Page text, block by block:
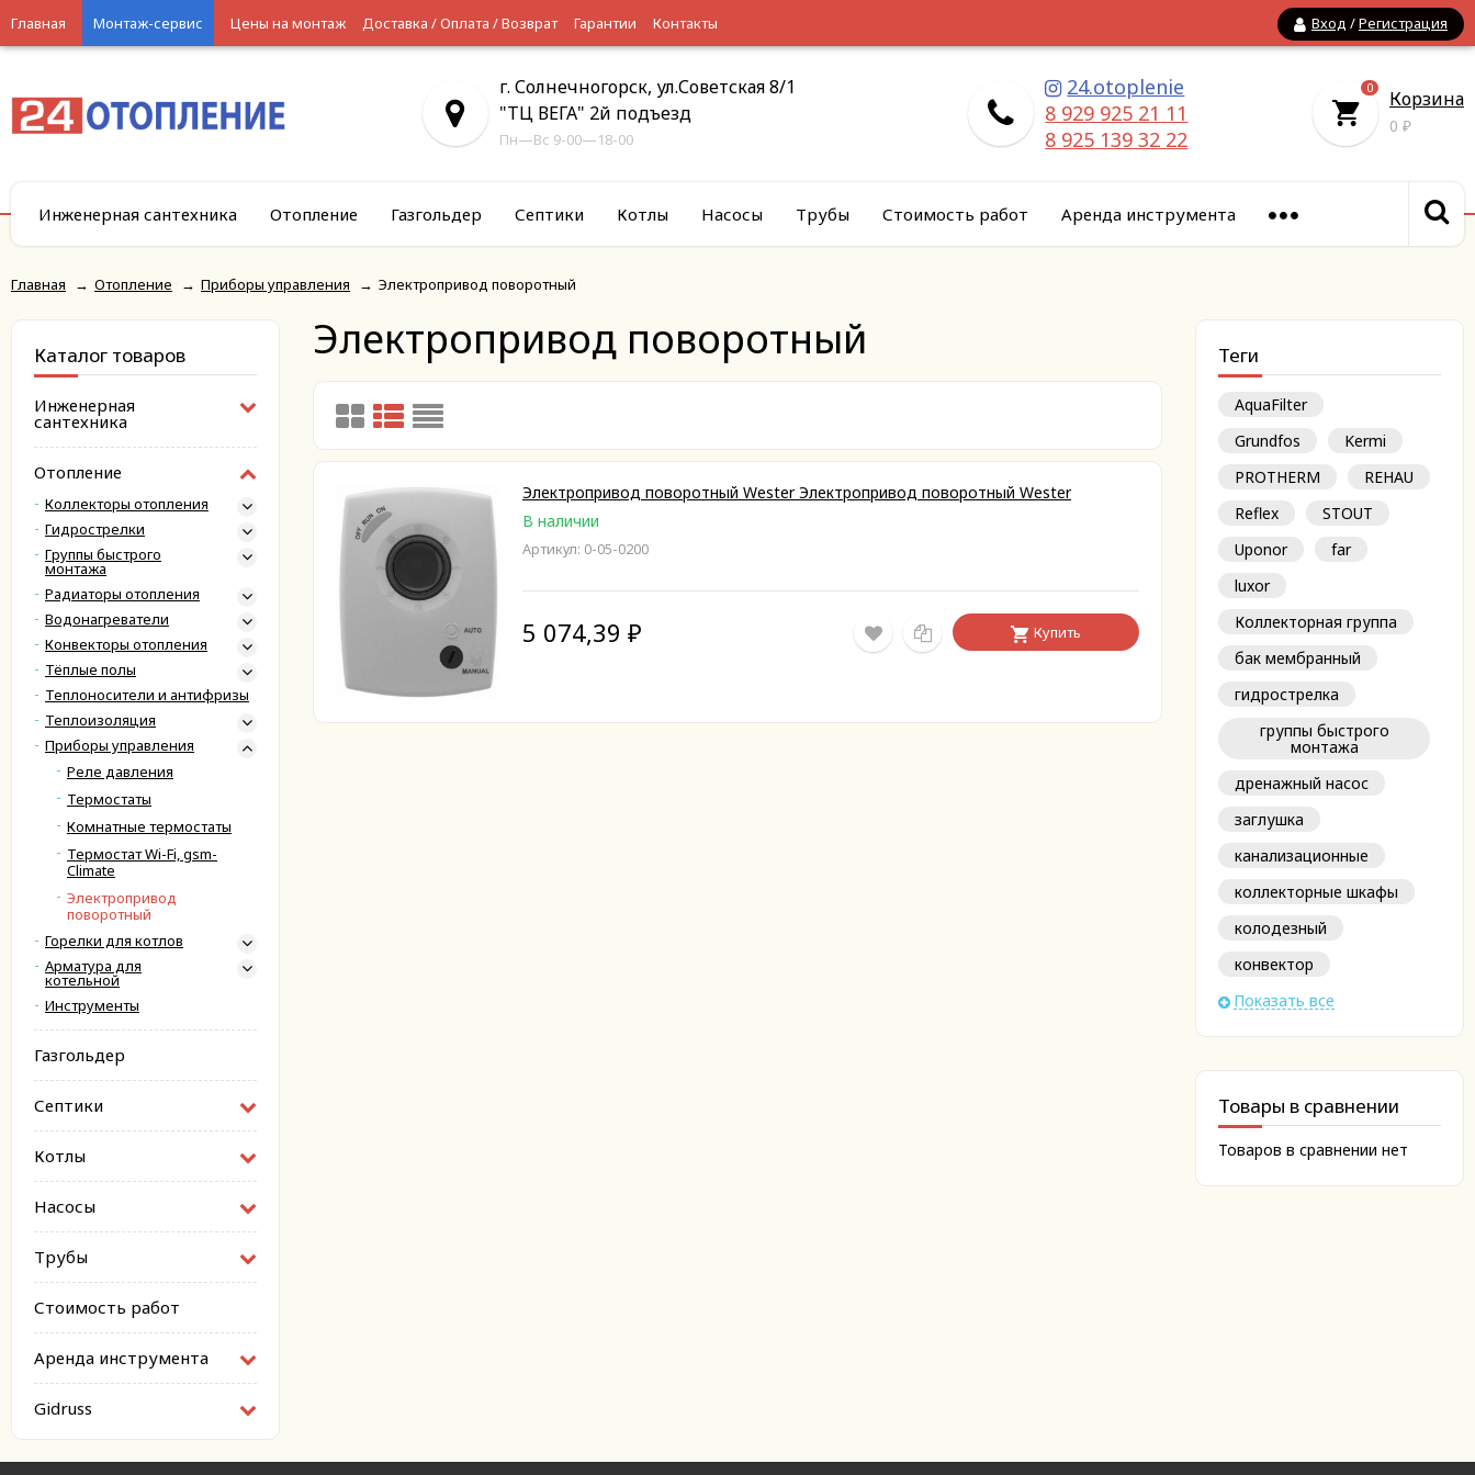
Вход /Регистрация
Главная Монтаж-сервис Цены на монтаж Доставка / Оплата / Возврат Гарантии Контакты
г. Солнечногорск, ул.Советская 8/1
"ТЦ ВЕГА" 2й подъезд
Пн—Вс 9-00—18-00
24.otoplenie
8 929 925 21 11
8 925 139 32 22
0 Корзина
0 ₽
Инженерная сантехника Отопление Газгольдер Септики Котлы Насосы Трубы Стоимость работ Аренда инструмента
Главная → Отопление → Приборы управления → Электропривод поворотный
Теги
AquaFilter
Grundfos
Kermi
PROTHERM
REHAU
Reflex
STOUT
Uponor
far
luxor
Коллекторная группа
бак мембранный
гидрострелка
группы быстрого
монтажа
дренажный насос
заглушка
канализационные
коллекторные шкафы
колодезный
конвектор
Показать все
Товары в сравнении
Товаров в сравнении нет
Каталог товаров
Инженерная
сантехника
Отопление
Коллекторы отопления
Гидрострелки
Группы быстрого
монтажа
Радиаторы отопления
Водонагреватели
Конвекторы отопления
Тёплые полы
Теплоносители и антифризы
Теплоизоляция
Приборы управления
Реле давления
Термостаты
Комнатные термостаты
Термостат Wi-Fi, gsm-
Climatе
Электропривод
поворотный
Горелки для котлов
Арматура для
котельной
Инструменты
Газгольдер
Септики
Котлы
Насосы
Трубы
Стоимость работ
Аренда инструмента
Gidruss
Электропривод поворотный
Электропривод поворотный Wester Электропривод поворотный Wester
В наличии
Артикул: 0-05-0200
5 074,39 ₽ Купить